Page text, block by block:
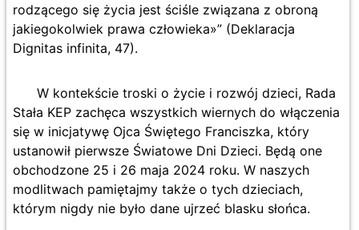
rodzącego się życia jest ściśle związana z obroną
jakiegokolwiek prawa człowieka»” (Deklaracja
Dignitas infinita, 47).
W kontekście troski o życie i rozwój dzieci, Rada
Stała KEP zachęca wszystkich wiernych do włączenia
się w inicjatywę Ojca Świętego Franciszka, który
ustanowił pierwsze Światowe Dni Dzieci. Będą one
obchodzone 25 i 26 maja 2024 roku. W naszych
modlitwach pamiętajmy także o tych dzieciach,
którym nigdy nie było dane ujrzeć blasku słońca.